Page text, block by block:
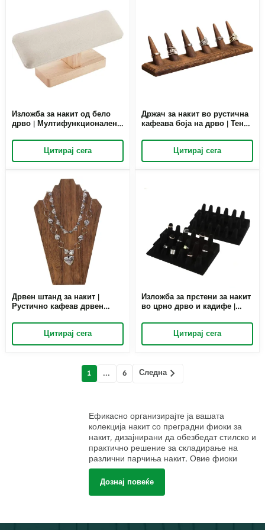
Изложба за накит од бело
дрво | Мултифункционален
шипка за малопродажна
изложба | Richpack
Цитирај сега
Држач за накит во рустична
кафеава боја на дрво | Тенок
на накит за малопродажна
витрина | Richpack
Цитирај сега
Дрвен штанд за накит |
Рустично кафеав дрвен
малопродажна изложба |
RichpackЦитирај сега
Изложба за прстени за накит
во црно дрво и кадифе |
прстени за малопродажна
изложба | Richpack
Цитирај сега
1 ... 6 Следна
Ефикасно организирајте ја вашата
колекција накит со преградни фиоки за
накит, дизајнирани да обезбедат стилско и
практично решение за складирање на
различни парчиња накит. Овие фиоки
имаат посебни прегради, што го олеснува
чувањето на прстените, нараквиците,
овие фиоки помагаат да се одржи редот и
Дознај повеќе